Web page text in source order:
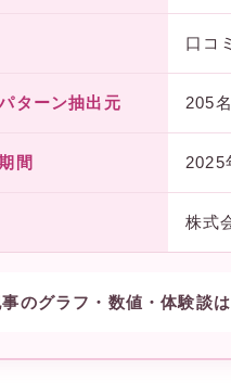
口コ
ターン抽出元 205
間 2025
株式
のグラフ・数値・体験談